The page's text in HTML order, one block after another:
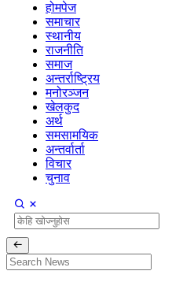
होमपेज
समाचार
स्थानीय
राजनीति
समाज
अन्तर्राष्ट्रिय
मनोरञ्जन
खेलकुद
अर्थ
समसामयिक
अन्तर्वार्ता
विचार
चुनाव